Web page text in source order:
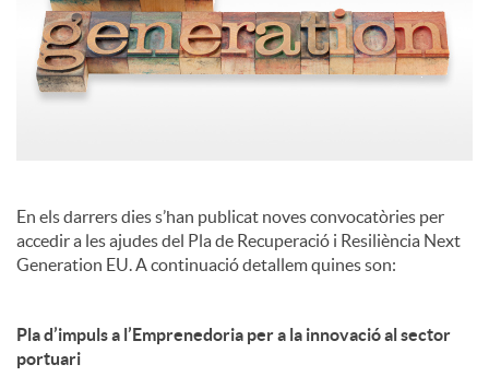
e
c
o
En els darrers dies s’han publicat noves convocatòries per
accedir a les ajudes del Pla de Recuperació i Resiliència Next
Generation EU. A continuació detallem quines son:
Pla d’impuls a l’Emprenedoria per a la innovació al sector
portuari